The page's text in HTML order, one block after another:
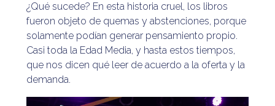
¿Qué sucede? En esta historia cruel, los libros
fueron objeto de quemas y abstenciones, porque
solamente podían generar pensamiento propio.
Casi toda la Edad Media, y hasta estos tiempos,
que nos dicen qué leer de acuerdo a la oferta y la
demanda.